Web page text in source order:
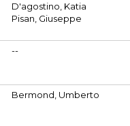
D'agostino, Katia
Pisan, Giuseppe
--
Bermond, Umberto